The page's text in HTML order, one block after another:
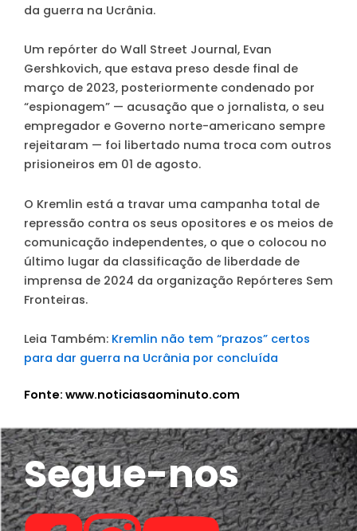
da guerra na Ucrânia.
Um repórter do Wall Street Journal, Evan
Gershkovich, que estava preso desde final de
março de 2023, posteriormente condenado por
“espionagem” — acusação que o jornalista, o seu
empregador e Governo norte-americano sempre
rejeitaram — foi libertado numa troca com outros
prisioneiros em 01 de agosto.
O Kremlin está a travar uma campanha total de
repressão contra os seus opositores e os meios de
comunicação independentes, o que o colocou no
último lugar da classificação de liberdade de
imprensa de 2024 da organização Repórteres Sem
Fronteiras.
Leia Também: Kremlin não tem “prazos” certos
para dar guerra na Ucrânia por concluída
Fonte: www.noticiasaominuto.com
Segue-nos